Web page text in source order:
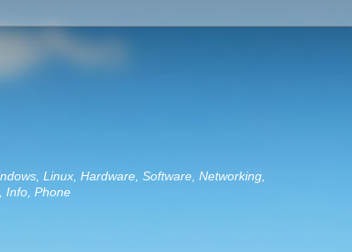
Linux, Hardware, Software, Networking,
Info, Phone